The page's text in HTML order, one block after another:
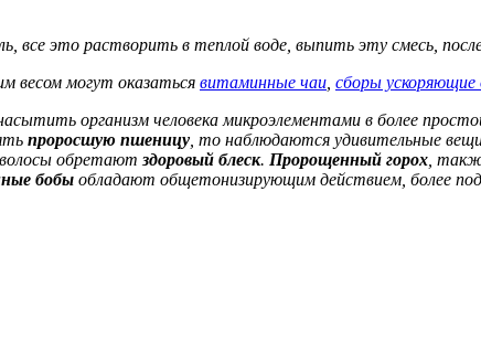
все это растворить в теплой воде, выпить эту смесь,
весом могут оказаться витаминные чаи сборы
организм человека микроэлементами в более
проросшую пшеницу , то наблюдаются удивительные
волосы обретают здоровый блеск. Пророщенный горох ,
бобы обладают общетонизирующим действием, более